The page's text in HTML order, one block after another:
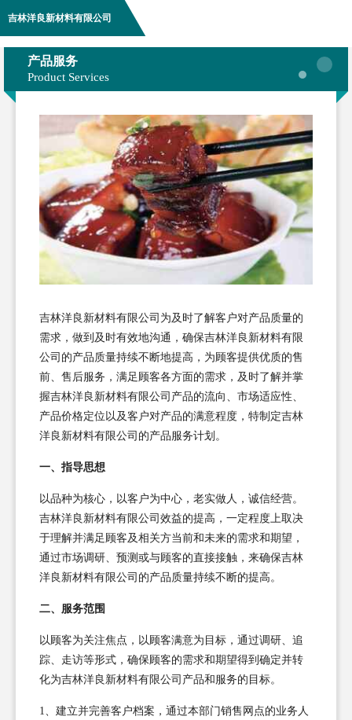
吉林洋良新材料有限公司
产品服务
Product Services
吉林洋良新材料有限公司为及时了解客户对产品质量的
需求，做到及时有效地沟通，确保吉林洋良新材料有限
公司的产品质量持续不断地提高，为顾客提供优质的售
前、售后服务，满足顾客各方面的需求，及时了解并掌
握吉林洋良新材料有限公司产品的流向、市场适应性、
产品价格定位以及客户对产品的满意程度，特制定吉林
洋良新材料有限公司的产品服务计划。
一、指导思想
以品种为核心，以客户为中心，老实做人，诚信经营。
吉林洋良新材料有限公司效益的提高，一定程度上取决
于理解并满足顾客及相关方当前和未来的需求和期望，
通过市场调研、预测或与顾客的直接接触，来确保吉林
洋良新材料有限公司的产品质量持续不断的提高。
二、服务范围
以顾客为关注焦点，以顾客满意为目标，通过调研、追
踪、走访等形式，确保顾客的需求和期望得到确定并转
化为吉林洋良新材料有限公司产品和服务的目标。
1、建立并完善客户档案，通过本部门销售网点的业务人